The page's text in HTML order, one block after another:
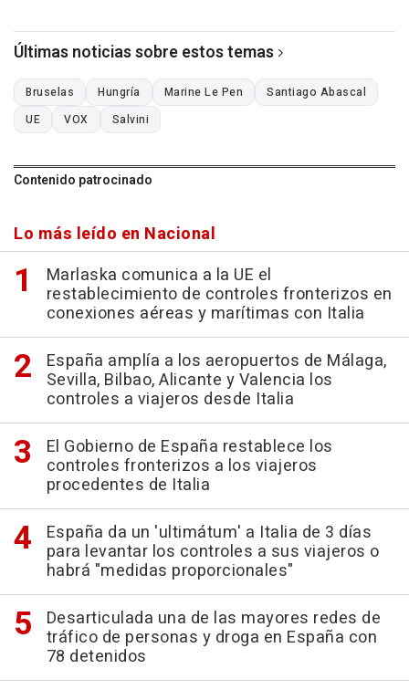
Últimas noticias sobre estos temas
Bruselas Hungría Marine Le Pen
Santiago Abascal
UE
VOX Salvini
Contenido patrocinado
Lo más leído en Nacional
Marlaska comunica a la UE el
restablecimiento de controles fronterizos en
conexiones aéreas y marítimas con Italia
España amplía a los aeropuertos de Málaga,
Sevilla, Bilbao, Alicante y Valencia los
controles a viajeros desde Italia
El Gobierno de España restablece los
controles fronterizos a los viajeros
procedentes de Italia
España da un 'ultimátum' a Italia de 3 días
para levantar los controles a sus viajeros o
habrá "medidas proporcionales"
Desarticulada una de las mayores redes de
tráfico de personas y droga en España con
78 detenidos